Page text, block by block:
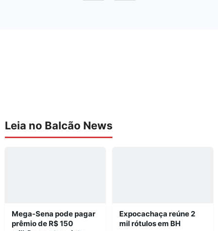
Leia no Balcão News
Mega-Sena pode pagar
prêmio de R$ 150
Expocachaça reúne 2
mil rótulos em BH